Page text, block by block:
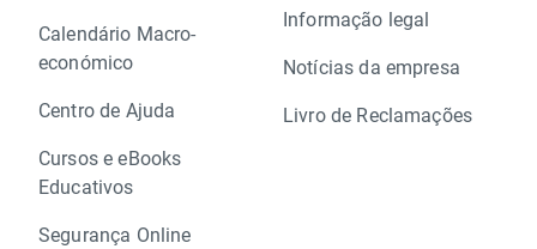
Calendário Macro-
económico
Centro de Ajuda
Cursos e eBooks
Educativos
Segurança Online
Informação legal
Notícias da empresa
Livro de Reclamações